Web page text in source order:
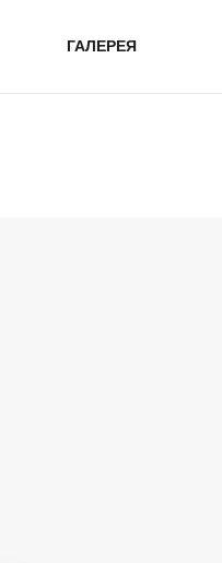
ГАЛЕРЕЯ